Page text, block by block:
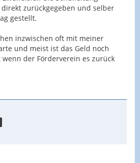
zurückgegeben und selber
gestellt.
inzwischen oft mit meiner
und meist ist das Geld noch
der Förderverein es zurück